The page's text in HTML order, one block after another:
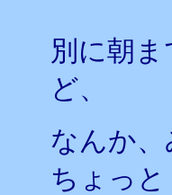
別に朝
ど、
なんか
ちょっと